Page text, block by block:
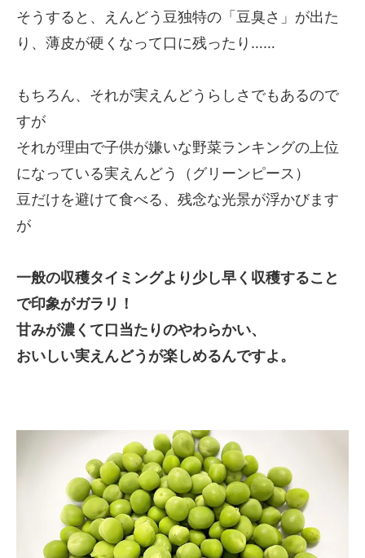
そうすると、えんどう豆独特の「豆臭さ」が出た
り、薄皮が硬くなって口に残ったり……
もちろん、それが実えんどうらしさでもあるので
すが
それが理由で子供が嫌いな野菜ランキングの上位
になっている実えんどう（グリーンピース）
豆だけを避けて食べる、残念な光景が浮かびます
が
一般の収穫タイミングより少し早く収穫すること
で印象がガラリ！
甘みが濃くて口当たりのやわらかい、
おいしい実えんどうが楽しめるんですよ。